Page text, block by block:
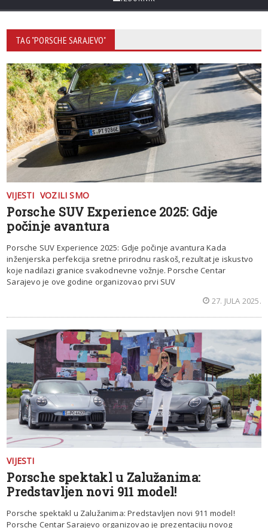
TAG "PORSCHE SARAJEVO"
VIJESTI VOZILI SMO
Porsche SUV Experience 2025: Gdje
počinje avantura
Porsche SUV Experience 2025: Gdje počinje avantura Kada
inženjerska perfekcija sretne prirodnu raskoš, rezultat je iskustvo
koje nadilazi granice svakodnevne vožnje. Porsche Centar
Sarajevo je ove godine organizovao prvi SUV
27. JULA 2025.
VIJESTI
Porsche spektakl u Zalužanima:
Predstavljen novi 911 model!
Porsche spektakl u Zalužanima: Predstavljen novi 911 model!
Porsche Centar Sarajevo organizovao je prezentaciju novog